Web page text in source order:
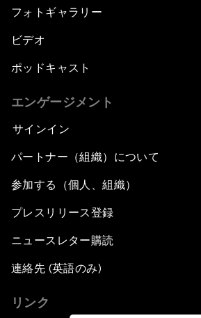
フォトギャラリー
ビデオ
ポッドキャスト
エンゲージメント
サインイン
パートナー（組織）について
参加する（個人、組織）
プレスリリース登録
ニュースレター購読
連絡先 (英語のみ)
リンク